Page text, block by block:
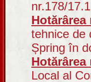
nr.178/
Hotărârea
tehnice de
Șpring în
Hotărârea
Local al